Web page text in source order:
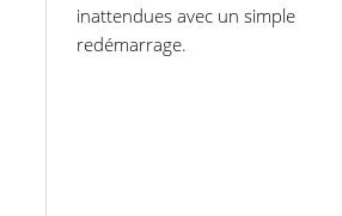
inattendues avec un simple
redémarrage.